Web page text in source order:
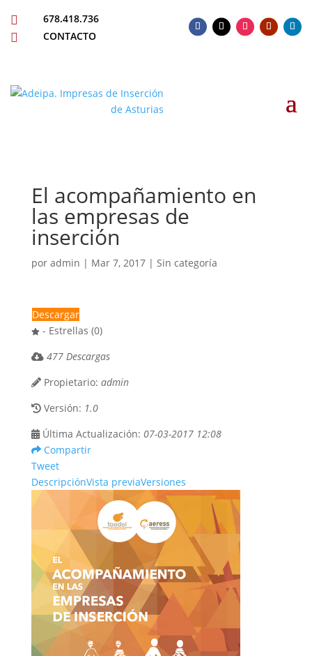
 678.418.736
 CONTACTO
El acompañamiento en
las empresas de
inserción
por admin | Mar 7, 2017| Sin categoría
Descargar
- Estrellas (0)
477 Descargas
Propietario: admin
Versión: 1.0
Última Actualización: 07-03-2017 12:08
Compartir
Tweet
DescripciónVista previaVersiones